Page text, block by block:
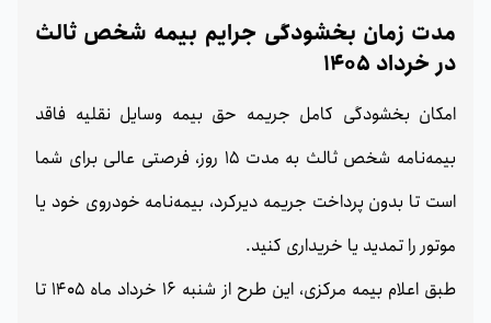
مدت زمان بخشودگی جرایم بیمه شخص ثالث
در خرداد 1405
امکان بخشودگی کامل جریمه حق بیمه وسایل نقلیه فاقد
بیمه‌نامه شخص ثالث به مدت 15 روز، فرصتی عالی برای شما
است تا بدون پرداخت جریمه دیرکرد، بیمه‌نامه خودروی خود یا
موتور را تمدید یا خریداری کنید.
طبق اعلام بیمه مرکزی، این طرح از شنبه 16 خرداد ماه 1405 تا